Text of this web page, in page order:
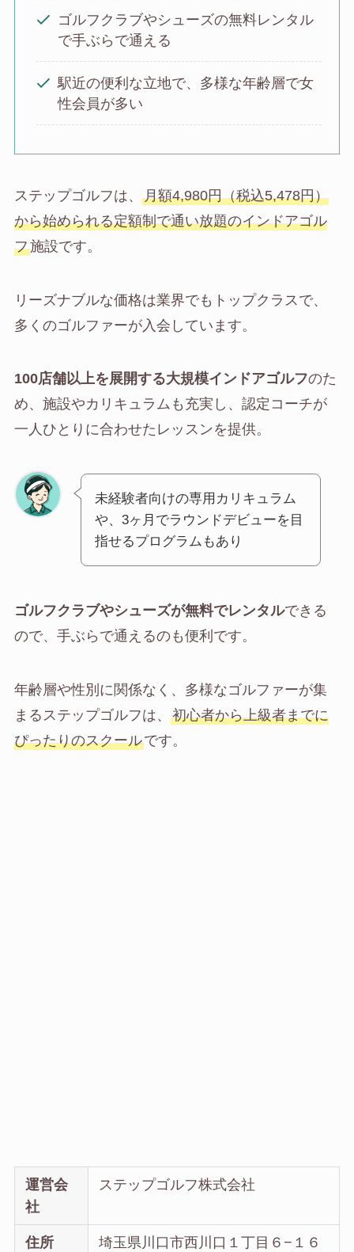
ゴルフクラブやシューズの無料レンタル
で手ぶらで通える
駅近の便利な立地で、多様な年齢層で女
性会員が多い
ステップゴルフは、 月額4,980円（税込5,478円）
から始められる定額制で通い放題のインドアゴル
フ施設です。
リーズナブルな価格は業界でもトップクラスで、
多くのゴルファーが入会しています。
100店舗以上を展開する大規模インドアゴルフのた
め、施設やカリキュラムも充実し、認定コーチが
一人ひとりに合わせたレッスンを提供。
未経験者向けの専用カリキュラム
や、3ヶ月でラウンドデビューを目
指せるプログラムもあり
ゴルフクラブやシューズが無料でレンタルできる
ので、手ぶらで通えるのも便利です。
年齢層や性別に関係なく、多様なゴルファーが集
まるステップゴルフは、 初心者から上級者までに
ぴったりのスクールです。
運営会
社
ステップゴルフ株式会社
住所 埼玉県川口市西川口１丁目６−１６